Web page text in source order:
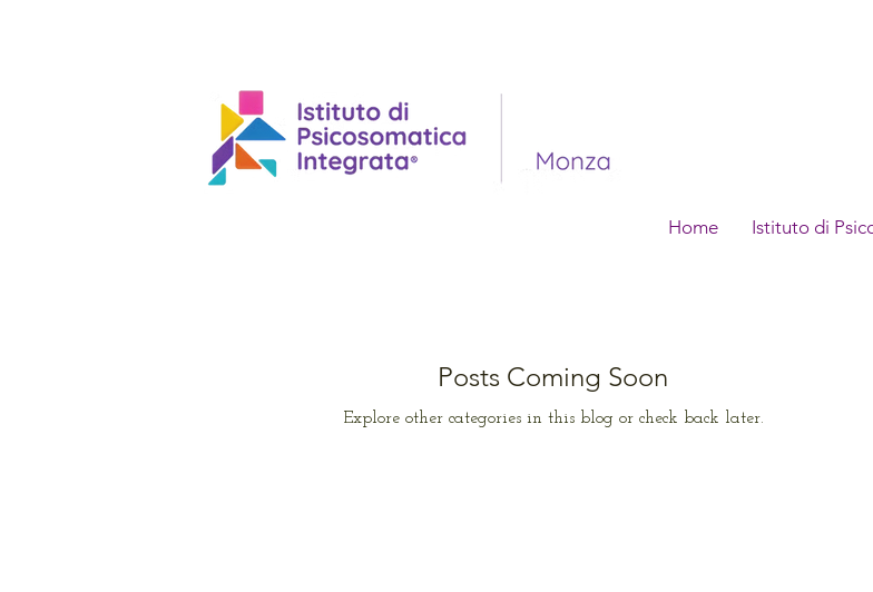
Home Istituto di
Posts Coming Soon
Explore other categories in this blog or check back later.